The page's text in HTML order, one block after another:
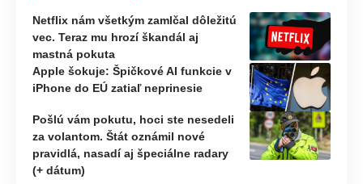
Netflix nám všetkým zamlčal dôležitú
vec. Teraz mu hrozí škandál aj
mastná pokuta
Apple šokuje: Špičkové AI funkcie v
iPhone do EÚ zatiaľ neprinesie
Pošlú vám pokutu, hoci ste nesedeli
za volantom. Štát oznámil nové
pravidlá, nasadí aj špeciálne radary
(+ dátum)